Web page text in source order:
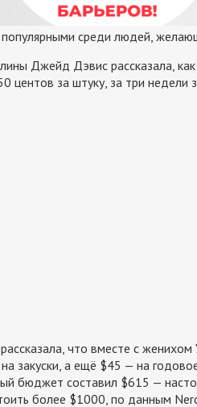
среди людей,
Джейд Дэвис рассказала,
центов за штуку, за три недели
что вместе с
закуски, а ещё $45 — на
бюджет составил $615 —
более $1000, по данным